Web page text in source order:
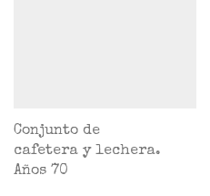
Conjunto de
cafetera y lechera.
Años 70